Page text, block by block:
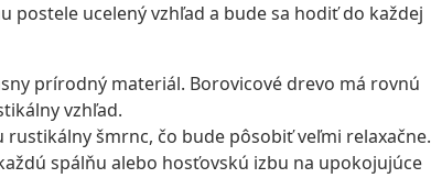
ucelený vzhľad a bude sa hodiť do každej
prírodný materiál. Borovicové drevo má rovnú
vzhľad.
šmrnc, čo bude pôsobiť veľmi relaxačne.
spálňu alebo hosťovskú izbu na upokojujúce